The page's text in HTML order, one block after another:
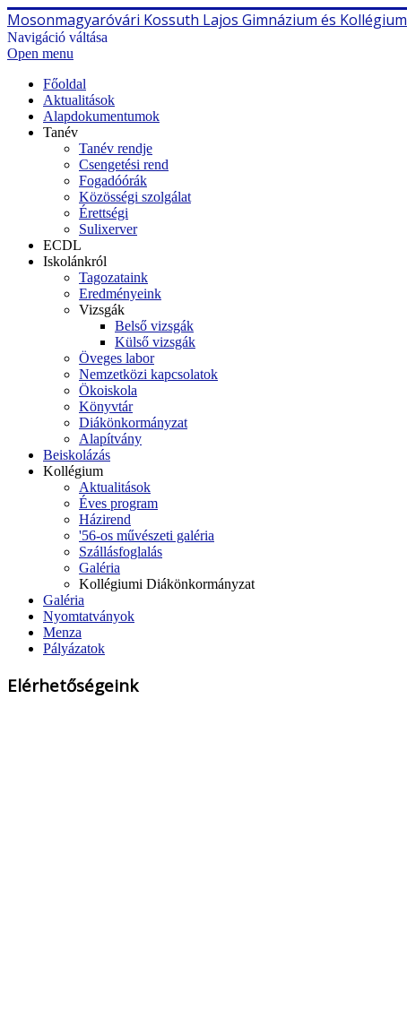
Mosonmagyaróvári Kossuth Lajos Gimnázium és Kollégium
Navigáció váltása
Open menu
Főoldal
Aktualitások
Alapdokumentumok
Tanév
Tanév rendje
Csengetési rend
Fogadóórák
Közösségi szolgálat
Érettségi
Sulixerver
ECDL
Iskolánkról
Tagozataink
Eredményeink
Vizsgák
Belső vizsgák
Külső vizsgák
Öveges labor
Nemzetközi kapcsolatok
Ökoiskola
Könyvtár
Diákönkormányzat
Alapítvány
Beiskolázás
Kollégium
Aktualitások
Éves program
Házirend
'56-os művészeti galéria
Szállásfoglalás
Galéria
Kollégiumi Diákönkormányzat
Galéria
Nyomtatványok
Menza
Pályázatok
Elérhetőségeink